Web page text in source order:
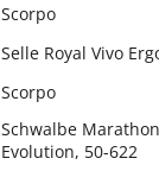
Scorpo
Selle Royal Vivo
Scorpo
Schwalbe
Evolution, 50-622